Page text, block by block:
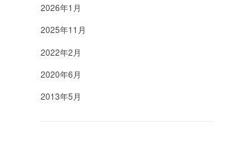
2026年1月
2025年11月
2022年2月
2020年6月
2013年5月